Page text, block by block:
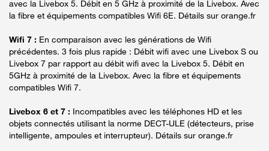
avec la Livebox 5. Débit en 5 GHz à proximité de la Livebox. Avec
la fibre et équipements compatibles Wifi 6E. Détails sur orange.fr
Wifi 7 : En comparaison avec les générations de Wifi
précédentes. 3 fois plus rapide : Débit wifi avec une Livebox S ou
Livebox 7 par rapport au débit wifi avec la Livebox 5. Débit en
5GHz à proximité de la Livebox. Avec la fibre et équipements
compatibles Wifi 7.
Livebox 6 et 7 : Incompatibles avec les téléphones HD et les
objets connectés utilisant la norme DECT-ULE (détecteurs, prise
intelligente, ampoules et interrupteur). Détails sur orange.fr